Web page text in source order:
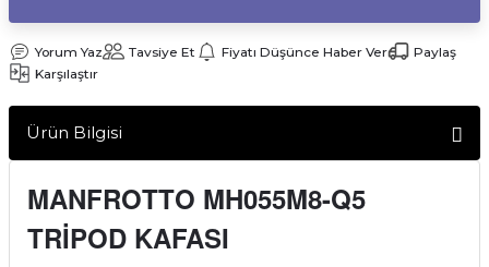
Yorum Yaz Tavsiye Et Fiyatı Düşünce Haber Ver
Paylaş
Karşılaştır
Ürün Bilgisi
MANFROTTO MH055M8-Q5
TRİPOD KAFASI